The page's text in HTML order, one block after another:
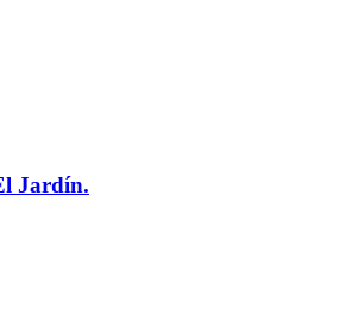
Jardín.